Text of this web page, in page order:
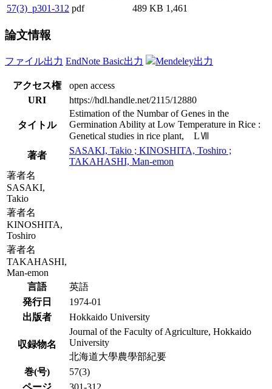
57(3)_p301-312 pdf 489 KB 1,461
論文情報
ファイル出力 EndNote Basic出力 Mendeley出力
アクセス権
open access
URI
https://hdl.handle.net/2115/12880
タイトル
Estimation of the Numbar of Genes in the
Germination Ability at Low Temperature in Rice :
Genetical studies in rice plant, LⅦ
著者
SASAKI, Takio ; KINOSHITA, Toshiro ;
TAKAHASHI, Man-emon
著者名
SASAKI,
Takio
著者名
KINOSHITA,
Toshiro
著者名
TAKAHASHI,
Man-emon
言語
英語
発行日
1974-01
出版者
Hokkaido University
収録物名
Journal of the Faculty of Agriculture, Hokkaido
University
北海道大學農學部紀要
巻(号)
57(3)
ページ
301-312